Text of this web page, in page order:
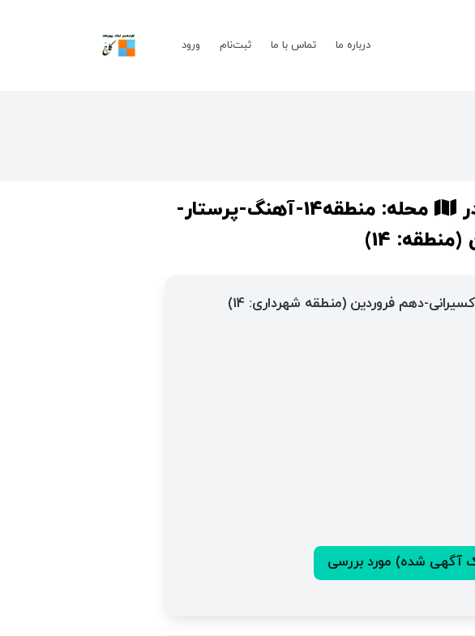
ورود ثبت‌نام تماس با ما درباره ما
محله: منطقه14-آهنگ-پرستار-
14)
آگهی شده) مورد بررسی